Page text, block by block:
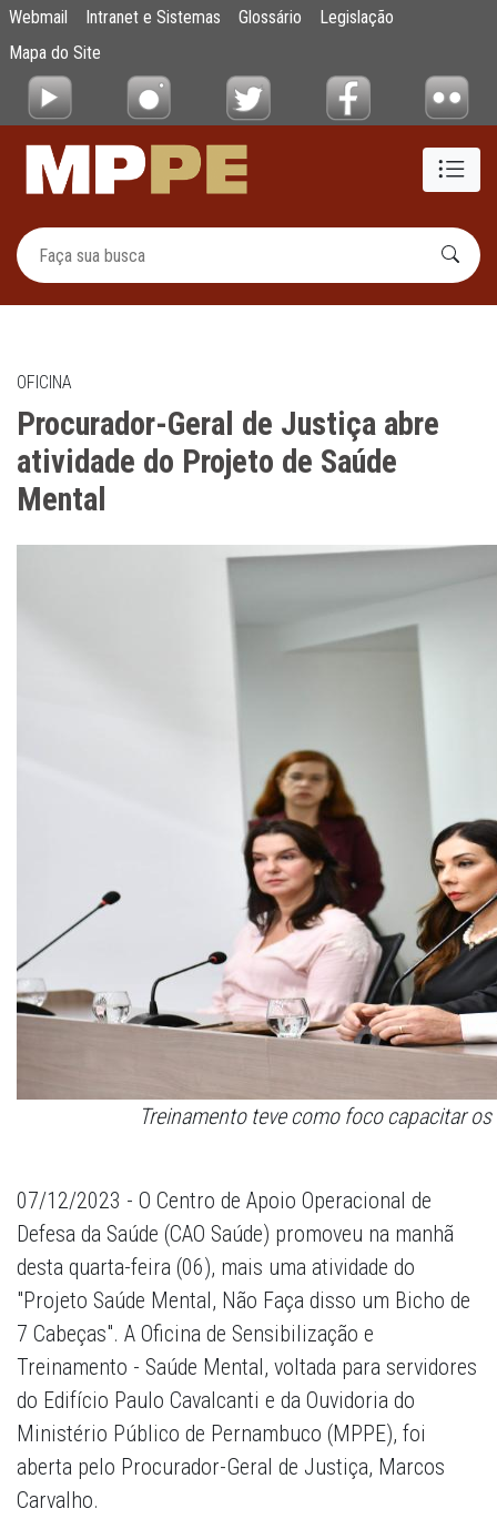
Pular para o Conteúdo principal
Procurador-Geral de Justiça abre
Webmail Intranet e Sistemas Glossário
Legislação
Mapa do Site
OFICINA
Procurador-Geral de Justiça abre
atividade do Projeto de Saúde
Mental
Treinamento teve como foco capacitar
07/12/2023 - O Centro de Apoio Operacional de
Defesa da Saúde (CAO Saúde) promoveu na manhã
desta quarta-feira (06), mais uma atividade do
"Projeto Saúde Mental, Não Faça disso um Bicho de
7 Cabeças". A Oficina de Sensibilização e
Treinamento - Saúde Mental, voltada para servidores
do Edifício Paulo Cavalcanti e da Ouvidoria do
Ministério Público de Pernambuco (MPPE), foi
aberta pelo Procurador-Geral de Justiça, Marcos
Carvalho.